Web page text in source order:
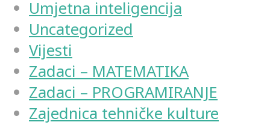
Umjetna inteligencija
Uncategorized
Vijesti
Zadaci – MATEMATIKA
Zadaci – PROGRAMIRANJE
Zajednica tehničke kulture